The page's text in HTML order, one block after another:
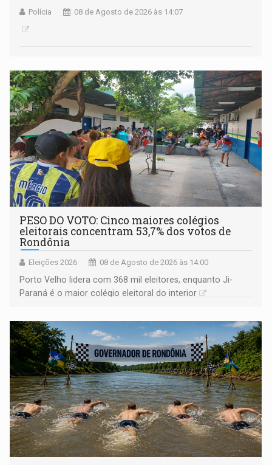
Polícia 08 de Agosto de 2026 às 14:07
PESO DO VOTO: Cinco maiores colégios
eleitorais concentram 53,7% dos votos de
Rondônia
Eleições 2026 08 de Agosto de 2026 às 14:00
Porto Velho lidera com 368 mil eleitores, enquanto Ji-
Paraná é o maior colégio eleitoral do interior